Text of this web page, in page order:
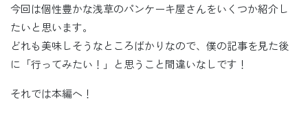
今回は個性豊かな浅草のパンケーキ屋さんをいくつか紹介し
たいと思います。
どれも美味しそうなところばかりなので、僕の記事を見た後
に「行ってみたい！」と思うこと間違いなしです！
それでは本編へ！